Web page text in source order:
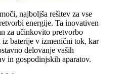
najboljša rešitev za vse
energije. Ta inovativen
za učinkovito pretvorbo
iz baterije v izmenični tok, kar
delovanje vaših
in gospodinjskih aparatov.